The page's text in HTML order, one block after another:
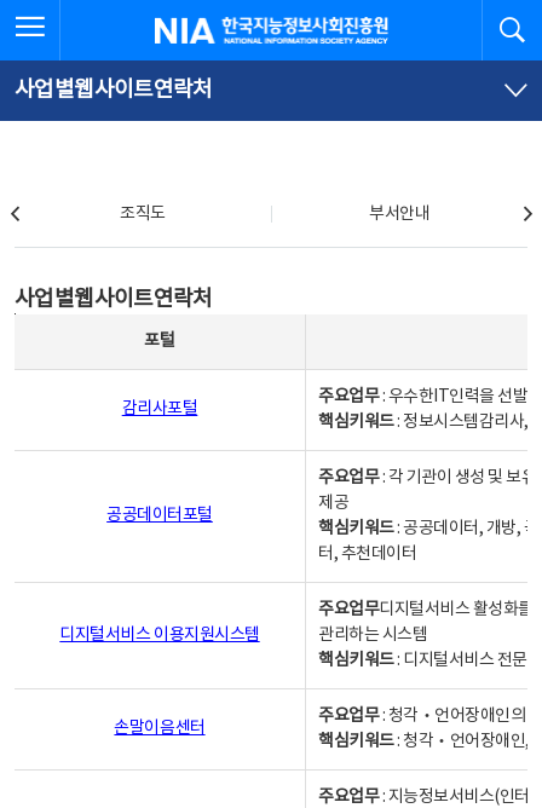
문
로
가
체
뉴
바
가
한국지능정보사회진흥원
사업별웹사이트연락처
조직도 부서안내
사업별웹사이트연락처
포털
감리사포털
주요업무: 우수한IT인력을 선발
핵심키워드: 정보시스템감리사,
공공데이터포털
주요업무: 각 기관이 생성 및 보
제공
핵심키워드: 공공데이터, 개방,
터, 추천데이터
디지털서비스 이용지원시스템
주요업무디지털서비스 활성화를
관리하는 시스템
핵심키워드: 디지털서비스 전문
손말이음센터
주요업무: 청각‧언어장애인의
핵심키워드: 청각‧언어장애인,
주요업무: 지능정보서비스(인터